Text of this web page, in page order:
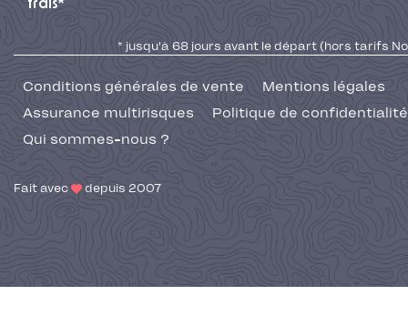
frais*
* jusqu'à 68 jours avant le départ (hors tarifs No
Conditions générales de vente
Mentions légales
Assurance multirisques
Politique de confidentialité
Qui sommes-nous ?
Fait avec depuis 2007